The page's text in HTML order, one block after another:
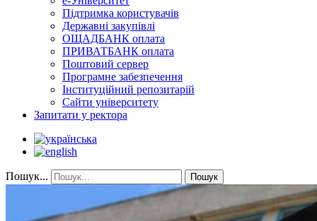
Підтримка користувачів
Державні закупівлі
ОЩАДБАНК оплата
ПРИВАТБАНК оплата
Поштовий сервер
Програмне забезпечення
Інституційний репозитарій
Сайти університету
Запитати у ректора
Пошук... Пошук